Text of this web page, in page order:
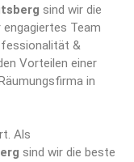
sind wir die
Team
&
Vorteilen einer
in
Als
sind wir die beste